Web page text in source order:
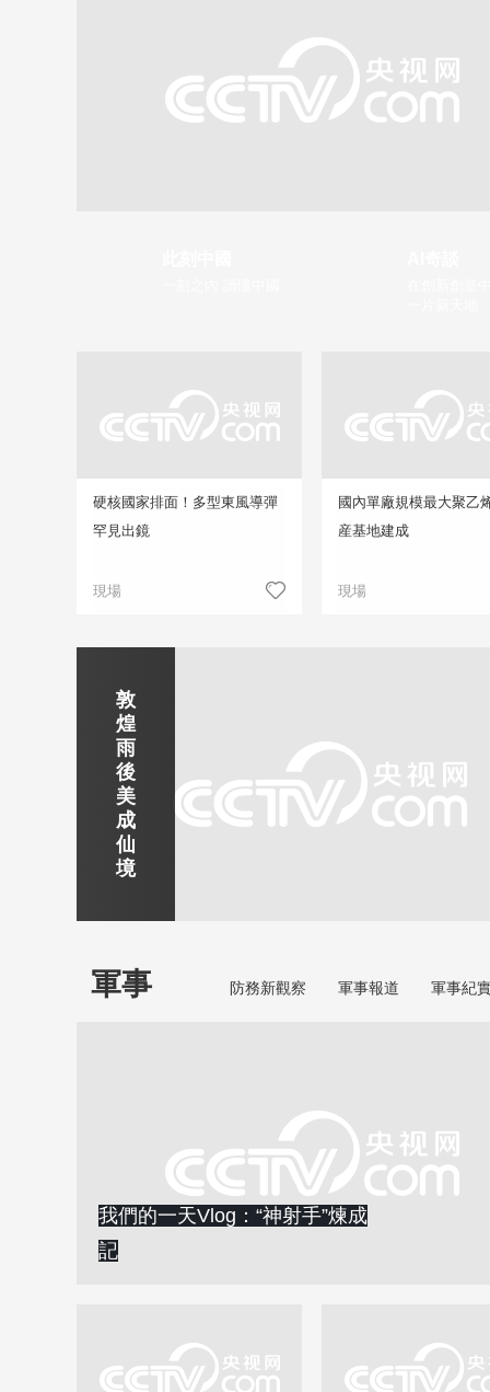
硬核國家排面！多型東風導彈
罕見出鏡
現場
國內單廠規模最大聚乙
産基地建成
現場
靜賞京娘湖
京娘湖位於邯鄲武安市口上村北，常年平均氣溫19攝氏度，夏
吉
林
市
北
山
公
園
雲
探
古
北
水
鎮
南
京
玄
武
湖
景
區
焦
作
紅
石
峽
秦
皇
島
金
夢
海
灣
劍
川
下
梅
嶺
瀑
布
煙
雨
齊
雲
山
敦
煌
雨
後
美
成
仙
境
軍事 防務新觀察 軍事報道 軍事紀
我們的一天Vlog：“神射手”煉成
記